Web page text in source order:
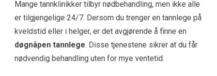
Mange tannklinikker tilbyr nødbehandling, men ikke alle
er tilgjengelige 24/7. Dersom du trenger en tannlege på
kveldstid eller i helger, er det avgjørende å finne en
døgnåpen tannlege. Disse tjenestene sikrer at du får
nødvendig behandling uten for mye ventetid.